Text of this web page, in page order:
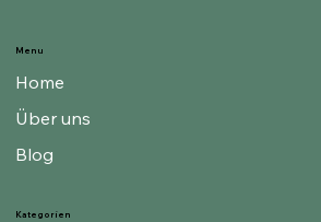
Kategorien
Menu
Home
Über uns
Blog